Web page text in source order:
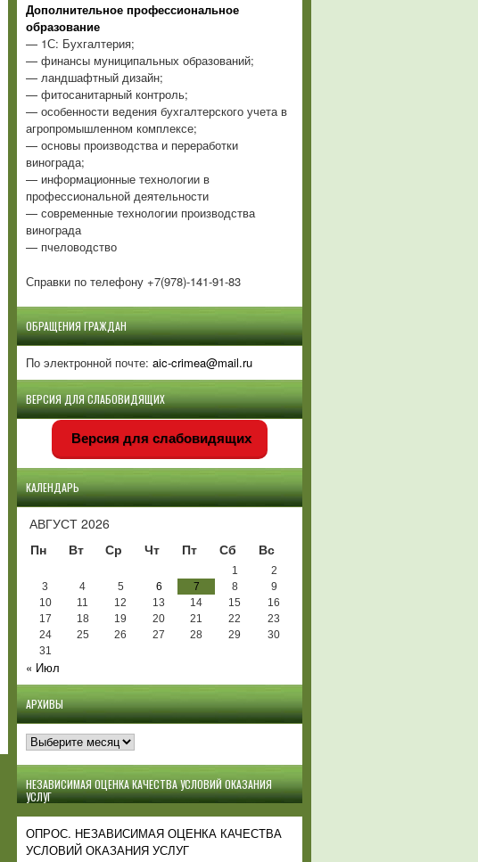
Дополнительное профессиональное
образование
— 1С: Бухгалтерия;
— финансы муниципальных образований;
— ландшафтный дизайн;
— фитосанитарный контроль;
— особенности ведения бухгалтерского учета в
агропромышленном комплексе;
— основы производства и переработки
винограда;
— информационные технологии в
профессиональной деятельности
— современные технологии производства
винограда
— пчеловодство
Справки по телефону +7(978)-141-91-83
ОБРАЩЕНИЯ ГРАЖДАН
По электронной почте: aic-crimea@mail.ru
ВЕРСИЯ ДЛЯ СЛАБОВИДЯЩИХ
Версия для слабовидящих
КАЛЕНДАРЬ
АВГУСТ 2026
Пн
Вт Ср Чт Пт Сб Вс
1
2
3
4 5 6 7 8
9
10
11 12 13 14 15
16
17
18 19 20 21 22
23
24
25 26 27 28 29
30
31
« Июл
АРХИВЫ
Архивы
НЕЗАВИСИМАЯ ОЦЕНКА КАЧЕСТВА УСЛОВИЙ ОКАЗАНИЯ
УСЛУГ
ОПРОС. НЕЗАВИСИМАЯ ОЦЕНКА КАЧЕСТВА
УСЛОВИЙ ОКАЗАНИЯ УСЛУГ